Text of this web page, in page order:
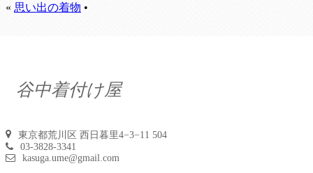
« 思い出の着物 •
谷中着付け屋
東京都荒川区 西日暮里4−3−11 504
03-3828-3341
kasuga.ume@gmail.com